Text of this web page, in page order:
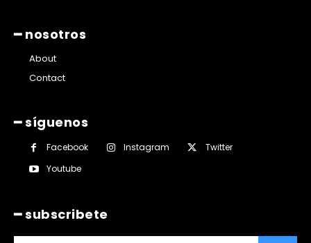
━ nosotros
About
Contact
━ síguenos
Facebook Instagram
Twitter
Youtube
━ subscribete